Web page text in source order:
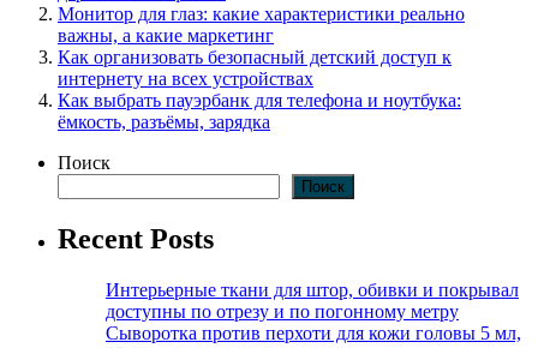
Монитор для глаз: какие характеристики реально
важны, а какие маркетинг
Как организовать безопасный детский доступ к
интернету на всех устройствах
Как выбрать пауэрбанк для телефона и ноутбука:
ёмкость, разъёмы, зарядка
Поиск
Поиск
Recent Posts
Интерьерные ткани для штор, обивки и покрывал
доступны по отрезу и по погонному метру
Сыворотка против перхоти для кожи головы 5 мл,